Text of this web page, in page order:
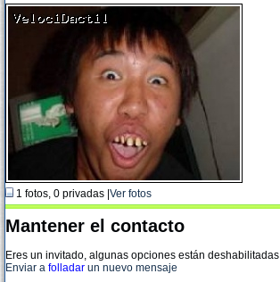
1 fotos, 0 privadas | Ver fotos
Mantener el contacto
Eres un invitado, algunas opciones están deshabilitadas
Enviar a folladar un nuevo mensaje